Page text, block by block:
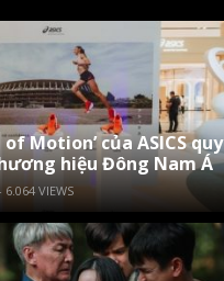
of Motion’ của ASICS quy
hiệu Đông Nam Á
6.064 VIEWS